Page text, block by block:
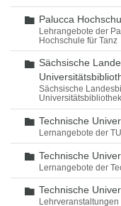
Ordner
Palucca
Lehrangebote der
Hochschule für Tanz
Ordner
Sächsische
Sächsische
Ordner
Technische
Lernangebote der
Ordner
Technische
Lernangebote der
Ordner
Technische